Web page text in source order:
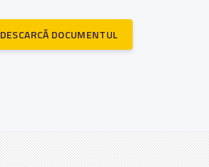
DESCARCĂ DOCUMENTUL